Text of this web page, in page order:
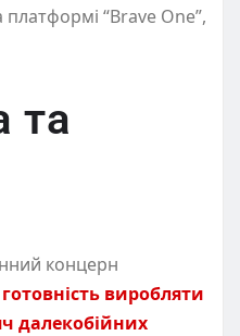
платформі “Brave One”,
та
концерн
виробляти
далекобійних